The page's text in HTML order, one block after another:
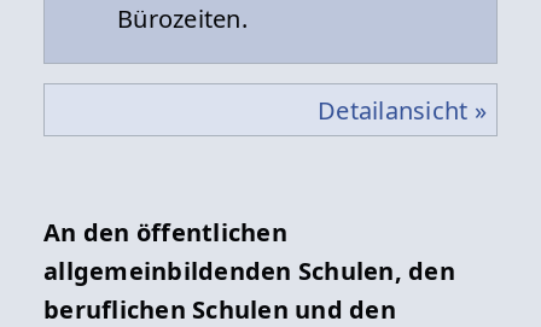
Bürozeiten.
Detailansicht »
An den öffentlichen
allgemeinbildenden Schulen, den
beruflichen Schulen und den